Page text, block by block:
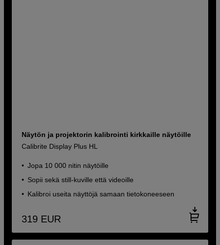
Näytön ja projektorin kalibrointi kirkkaille näytöille
Calibrite Display Plus HL
Jopa 10 000 nitin näytöille
Sopii sekä still-kuville että videoille
Kalibroi useita näyttöjä samaan tietokoneeseen
319 EUR